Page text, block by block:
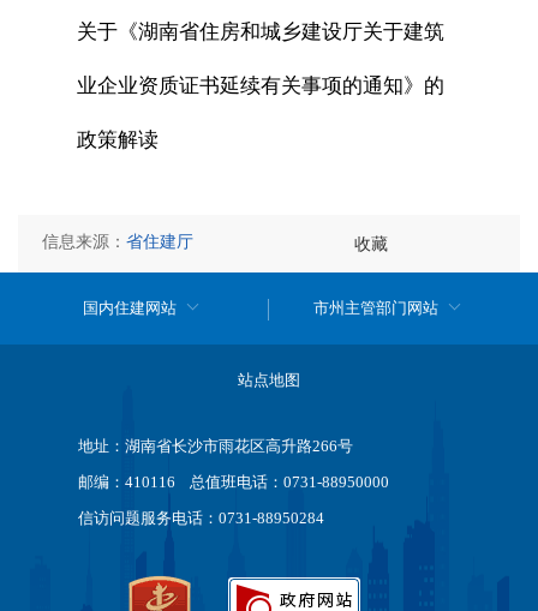
关于《湖南省住房和城乡建设厅关于建筑
业企业资质证书延续有关事项的通知》的
政策解读
信息来源： 省住建厅 收藏
国内住建网站 市州主管部门网站
站点地图
地址：湖南省长沙市雨花区高升路266号
邮编：410116 总值班电话：0731-88950000
信访问题服务电话：0731-88950284